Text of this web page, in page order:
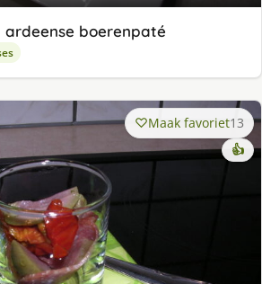
boerenpaté
Maak favoriet13
👍